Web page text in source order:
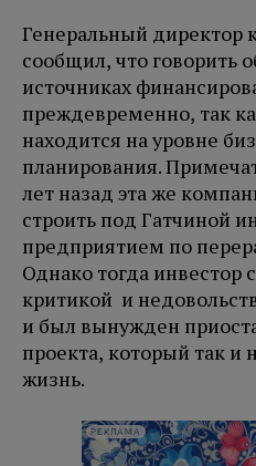
Генеральный директор
сообщил, что говорить
источниках
преждевременно, так
находится на уровне
планирования.
лет назад эта же
строить под Гатчиной
предприятием по
Однако тогда инвестор
критикой и
и был вынужден
проекта, который так
жизнь.
РЕКЛАМА